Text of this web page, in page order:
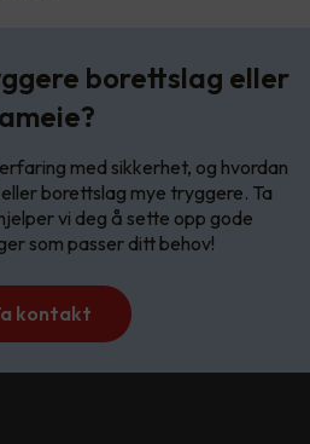
borettslag eller
med sikkerhet, og hvordan
borettslag mye tryggere. Ta
vi deg å sette opp gode
som passer ditt behov!
kontakt